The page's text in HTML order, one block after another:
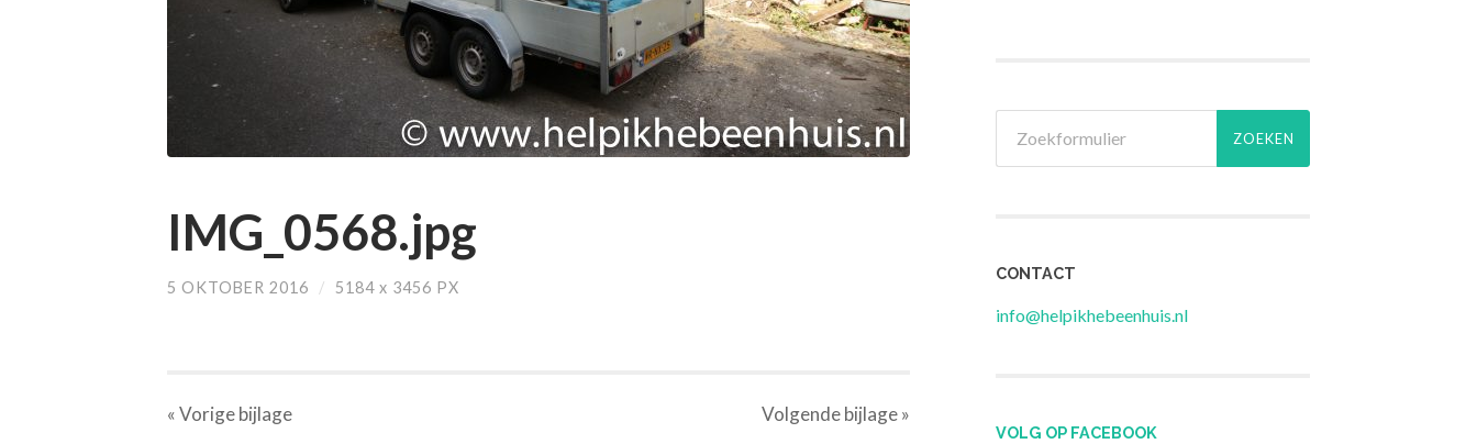
IMG_0568.jpg
5 OKTOBER 2016 / 5184 x 3456 PX
« Vorigebijlage Volgendebijlage»
CONTACT
info@helpikhebeenhuis.nl
VOLG OP FACEBOOK